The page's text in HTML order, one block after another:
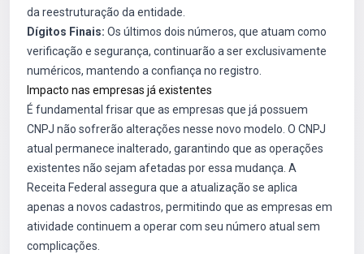
da reestruturação da entidade.
Dígitos Finais: Os últimos dois números, que atuam como
verificação e segurança, continuarão a ser exclusivamente
numéricos, mantendo a confiança no registro.
Impacto nas empresas já existentes
É fundamental frisar que as empresas que já possuem
CNPJ não sofrerão alterações nesse novo modelo. O CNPJ
atual permanece inalterado, garantindo que as operações
existentes não sejam afetadas por essa mudança. A
Receita Federal assegura que a atualização se aplica
apenas a novos cadastros, permitindo que as empresas em
atividade continuem a operar com seu número atual sem
complicações.